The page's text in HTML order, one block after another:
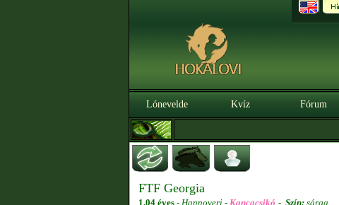
Lónevelde Kvíz Fórum
FTF Georgia
1.04 éves - Hannoveri - Kancacsikó - Szín: sárga